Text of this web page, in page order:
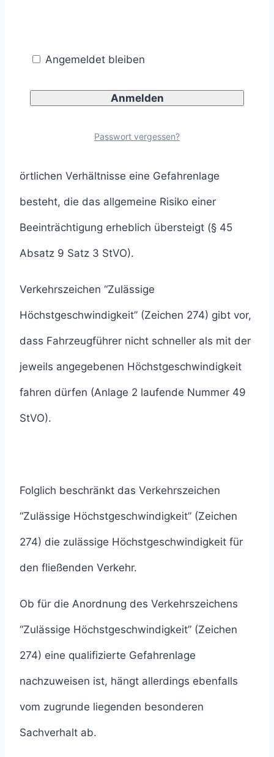
dürfen nur vorgenommen werden, wenn eine
qualifizierte Gefahrenlage besteht.
örtlichen Verhältnisse eine Gefahrenlage
besteht, die das allgemeine Risiko einer
Beeinträchtigung erheblich übersteigt (§ 45
Absatz 9 Satz 3 StVO).
Verkehrszeichen “Zulässige
Höchstgeschwindigkeit” (Zeichen 274) gibt vor,
dass Fahrzeugführer nicht schneller als mit der
jeweils angegebenen Höchstgeschwindigkeit
fahren dürfen (Anlage 2 laufende Nummer 49
StVO).
Folglich beschränkt das Verkehrszeichen
“Zulässige Höchstgeschwindigkeit” (Zeichen
274) die zulässige Höchstgeschwindigkeit für
den fließenden Verkehr.
Ob für die Anordnung des Verkehrszeichens
“Zulässige Höchstgeschwindigkeit” (Zeichen
274) eine qualifizierte Gefahrenlage
nachzuweisen ist, hängt allerdings ebenfalls
vom zugrunde liegenden besonderen
Sachverhalt ab.
Angemeldet bleiben
Passwort vergessen?